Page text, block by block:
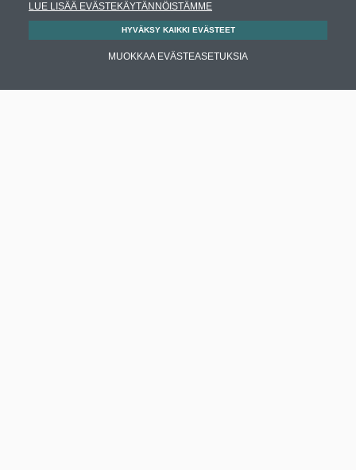
LUE LISÄÄ EVÄSTEKÄYTÄNNÖISTÄMME
HYVÄKSY KAIKKI EVÄSTEET
MUOKKAA EVÄSTEASETUKSIA